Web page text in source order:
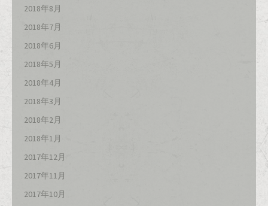
2018年8月
2018年7月
2018年6月
2018年5月
2018年4月
2018年3月
2018年2月
2018年1月
2017年12月
2017年11月
2017年10月